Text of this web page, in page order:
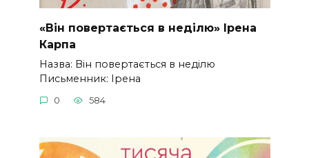
«Він повертається в неділю» Ірена
Карпа
Назва: Він повертається в неділю
Письменник: Ірена
0 584